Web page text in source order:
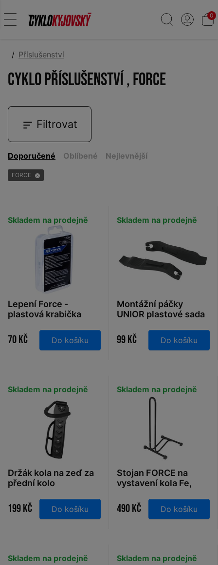
0
Příslušenství
Cyklo příslušenství , FORCE
Filtrovat
Doporučené Oblíbené Nejlevnější
FORCE
Skladem na prodejně
Lepení Force -
plastová krabička
70 Kč Do košíku
Skladem na prodejně
Montážní páčky
UNIOR plastové sada
99 Kč Do košíku
Skladem na prodejně
Držák kola na zeď za
přední kolo
199 Kč Do košíku
Skladem na prodejně
Stojan FORCE na
vystavení kola Fe,
490 Kč Do košíku
Skladem na prodejně Skladem na prodejně